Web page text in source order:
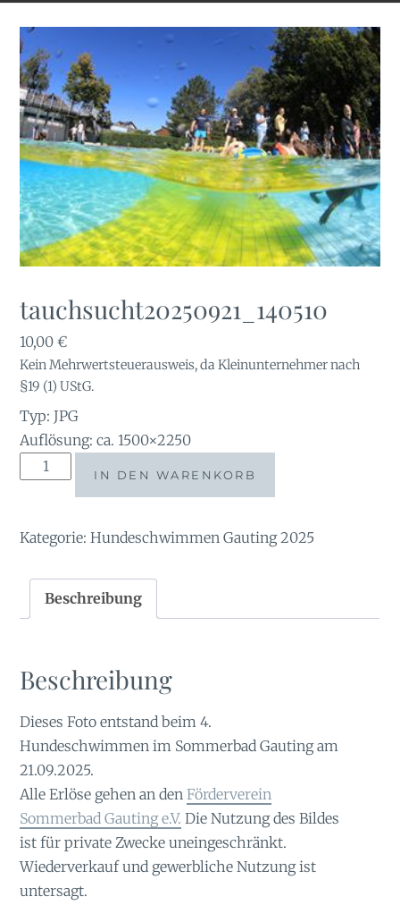
tauchsucht20250921_140510
10,00€
Kein Mehrwertsteuerausweis, da Kleinunternehmer nach
§19 (1) UStG.
Typ: JPG
Auflösung: ca. 1500×2250
tauchsucht20250921_140510
IN DEN WARENKORB
Kategorie:Hundeschwimmen Gauting 2025
Beschreibung
Beschreibung
Dieses Foto entstand beim 4.
Hundeschwimmen im Sommerbad Gauting am
21.09.2025.
Alle Erlöse gehen an denFörderverein
Sommerbad Gauting e.V. Die Nutzung des Bildes
ist für private Zwecke uneingeschränkt.
Wiederverkauf und gewerbliche Nutzung ist
untersagt.